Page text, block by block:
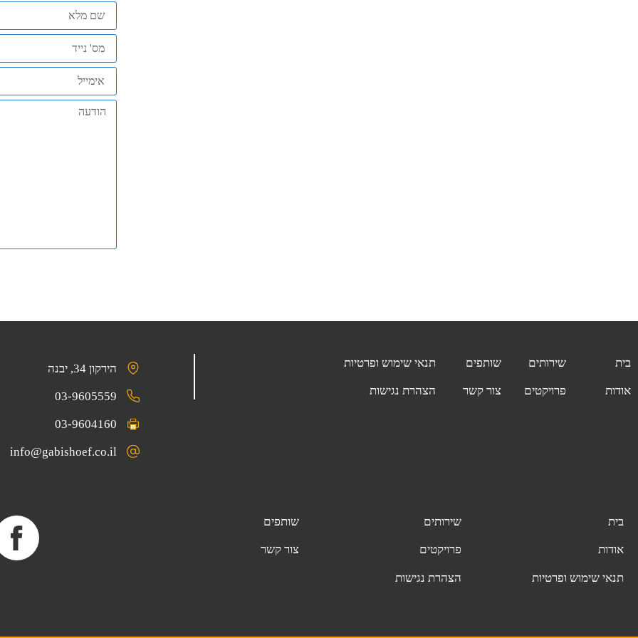
בית
אודות
שירותים
פרויקטים
שותפים
צור קשר
תנאי שימוש ופרטיות
הצהרת נגישות
הירקון 34, יבנה
03-9605559
03-9604160
info@gabishoef.co.il
בית
אודות
תנאי שימוש ופרטיות
שירותים
פרויקטים
הצהרת נגישות
שותפים
צור קשר